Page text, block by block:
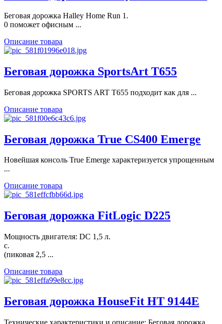
Беговая дорожка Halley Home Run 1.
0 поможет офисным ...
Описание товара
Беговая дорожка SportsArt T655
Беговая дорожка SPORTS ART T655 подходит как для ...
Описание товара
Беговая дорожка True CS400 Emerge
Новейшая консоль True Emerge характеризуется упрощенным
...
Описание товара
Беговая дорожка FitLogic D225
Мощность двигателя: DC 1,5 л.
с.
(пиковая 2,5 ...
Описание товара
Беговая дорожка HouseFit HТ 9144E
Технические характеристики и описание: Беговая дорожка ...